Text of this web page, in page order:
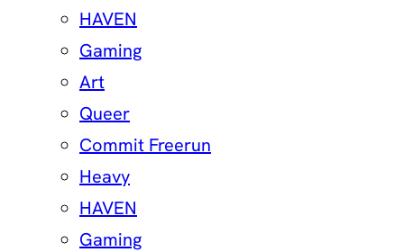
HAVEN
Gaming
Art
Queer
Commit Freerun
Heavy
HAVEN
Gaming